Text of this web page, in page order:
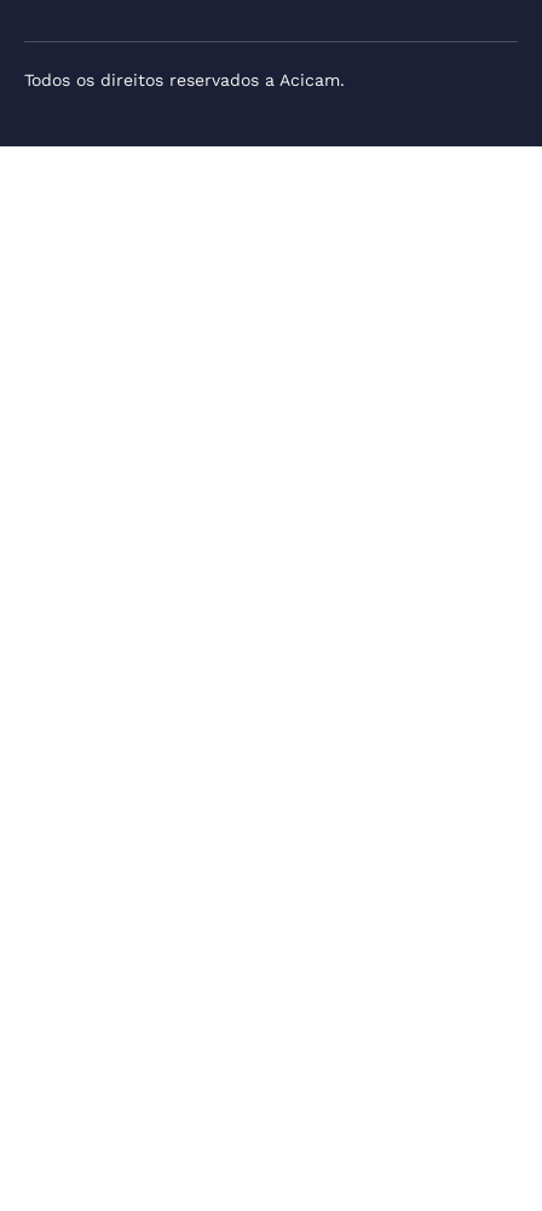
Todos os direitos reservados a Acicam.